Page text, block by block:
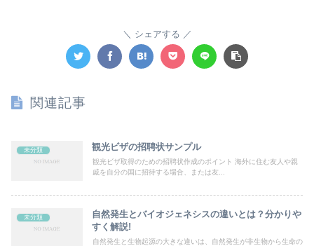
シェアする
関連記事
未分類 観光ビザの招聘状サンプル
観光ビザ取得のための招聘状作成のポイント 海外に住む友人や親
戚を自分の国に招待する場合、または友...
未分類
自然発生とバイオジェネシスの違いとは？分かりや
すく解説!
自然発生と生物起源の大きな違いは、自然発生が非生物から生命の